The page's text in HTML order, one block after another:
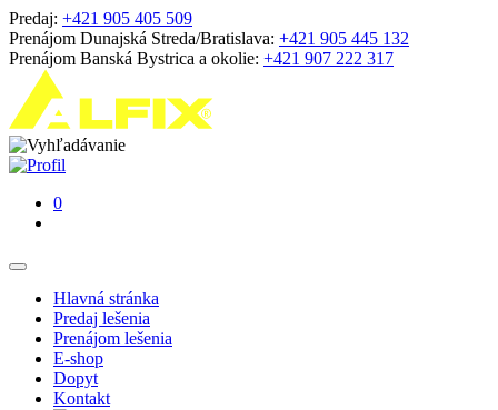
Predaj: +421 905 405 509
Prenájom Dunajská Streda/Bratislava: +421 905 445 132
Prenájom Banská Bystrica a okolie: +421 907 222 317
0
Hlavná stránka
Predaj lešenia
Prenájom lešenia
E-shop
Dopyt
Kontakt